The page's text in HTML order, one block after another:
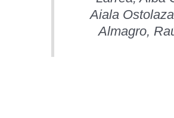
Aiala
Almagro,